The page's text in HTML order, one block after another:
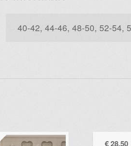
40-42, 44-46, 48-50, 52-54,
€28,50